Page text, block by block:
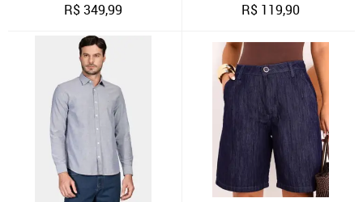
R$349,99 R$ 119,90